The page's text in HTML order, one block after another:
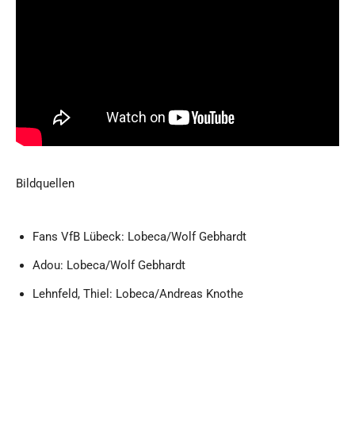
Bildquellen
Fans VfB Lübeck: Lobeca/Wolf Gebhardt
Adou: Lobeca/Wolf Gebhardt
Lehnfeld, Thiel: Lobeca/Andreas Knothe